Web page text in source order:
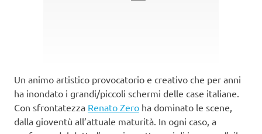
Un animo artistico provocatorio e creativo che per anni
ha inondato i grandi/piccoli schermi delle case italiane.
Con sfrontatezza Renato Zero ha dominato le scene,
dalla gioventù all’attuale maturità. In ogni caso, a